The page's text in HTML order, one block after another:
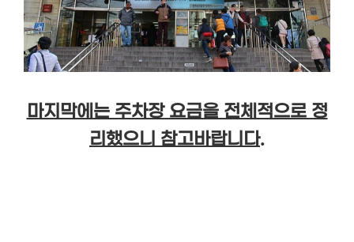
마지막에는 주차장 요금을 전체적으로 정
리했으니 참고바랍니다.